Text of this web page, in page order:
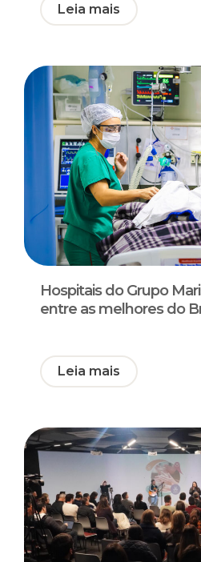
Leia mais
Hospitais do Grupo
entre as melhores do
Leia mais